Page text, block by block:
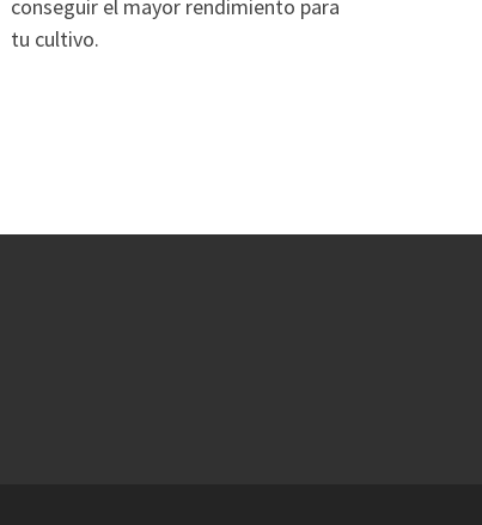
conseguir el mayor rendimiento para
tu cultivo.